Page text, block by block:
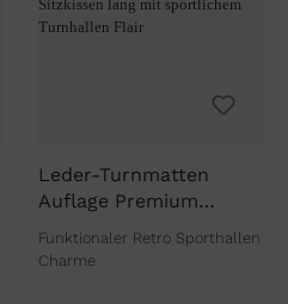
Leder-Turnmatten
Auflage Premium
Büffelleder
Funktionaler Retro Sporthallen
Charme